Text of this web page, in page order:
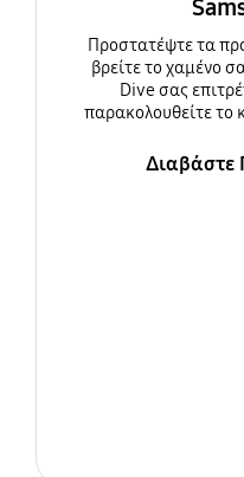
Προστατέψτε τα
βρείτε το χαμένο
Dive σας
παρακολουθείτε το
Διαβάστε